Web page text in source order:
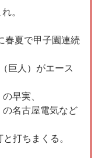
。
春夏で甲子園連続
巨人）がエース
早実、
名古屋電気など
打ちまくる。